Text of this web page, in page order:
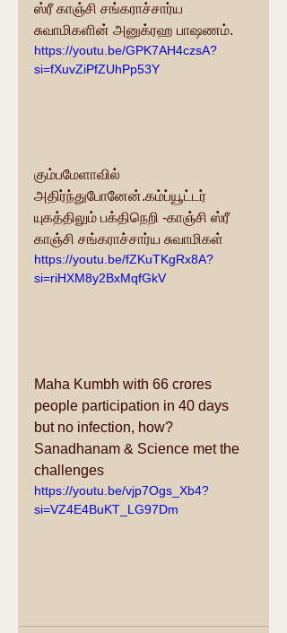
ஸ்ரீ காஞ்சி சங்கராச்சார்ய
சுவாமிகளின் அனுக்ரஹ பாஷணம்.
https://youtu.be/GPK7AH4czsA?
si=fXuvZiPfZUhPp53Y
கும்பமேளாவில்
அதிர்ந்துபோனேன்.கம்ப்யூட்டர்
யுகத்திலும் பக்திநெறி -காஞ்சி ஸ்ரீ
காஞ்சி சங்கராச்சார்ய சுவாமிகள்
https://youtu.be/fZKuTKgRx8A?
si=riHXM8y2BxMqfGkV
Maha Kumbh with 66 crores
people participation in 40 days
but no infection, how?
Sanadhanam & Science met the
challenges
https://youtu.be/vjp7Ogs_Xb4?
si=VZ4E4BuKT_LG97Dm